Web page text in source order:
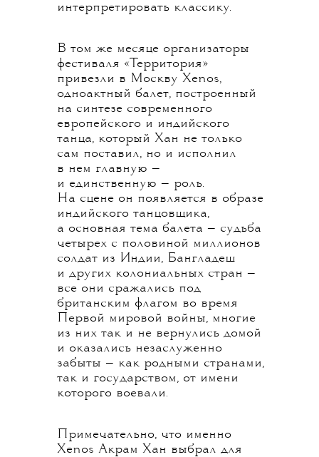
интерпретировать классику.
В том же месяце организаторы
фестиваля «Территория»
привезли в Москву Xenos,
одноактный балет, построенный
на синтезе современного
европейского и индийского
танца, который Хан не только
сам поставил, но и исполнил
в нем главную —
и единственную — роль.
На сцене он появляется в образе
индийского танцовщика,
а основная тема балета — судьба
четырех с половиной миллионов
солдат из Индии, Бангладеш
и других колониальных стран —
все они сражались под
британским флагом во время
Первой мировой войны, многие
из них так и не вернулись домой
и оказались незаслуженно
забыты — как родными странами,
так и государством, от имени
которого воевали.
Примечательно, что именно
Xenos Акрам Хан выбрал для